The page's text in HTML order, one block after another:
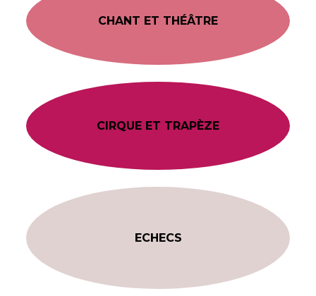
CHANT ET THÉÂTRE
CIRQUE ET TRAPÈZE
ECHECS